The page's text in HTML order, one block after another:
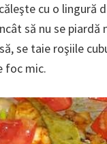
cu o
să nu se
se taie roşiile
foc mic.